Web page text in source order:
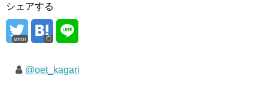
シェアする
error
@oet_kagari